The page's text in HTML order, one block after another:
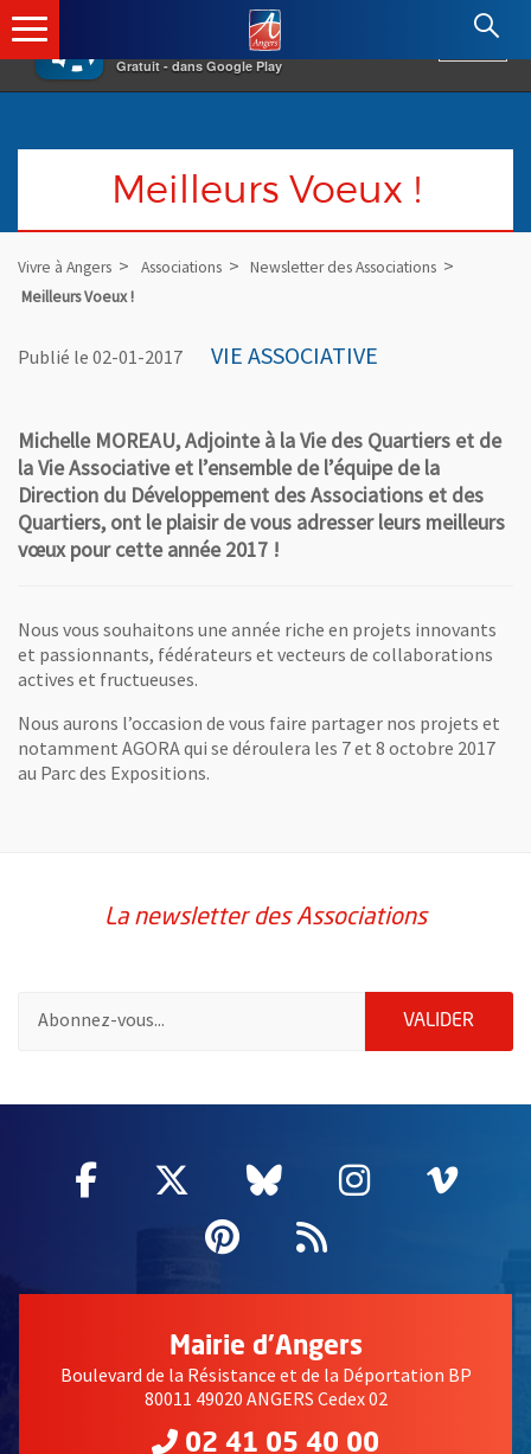
×
Gratuit - dans Google Play
Angers.fr : Retour à l'accueil
Meilleurs Voeux !
Vivre à Angers Associations
Newsletter des Associations
Meilleurs Voeux !
Publié le 02-01-2017 VIE ASSOCIATIVE
Michelle MOREAU, Adjointe à la Vie des Quartiers et de
la Vie Associative et l’ensemble de l’équipe de la
Direction du Développement des Associations et des
Quartiers, ont le plaisir de vous adresser leurs meilleurs
vœux pour cette année 2017 !
Nous vous souhaitons une année riche en projets innovants
et passionnants, fédérateurs et vecteurs de collaborations
actives et fructueuses.
Nous aurons l’occasion de vous faire partager nos projets et
notamment AGORA qui se déroulera les 7 et 8 octobre 2017
au Parc des Expositions.
La newsletter des Associations
VALIDER
Facebook
, Ouvre une nouvelle fenêtre
Twitter
, Ouvre une nouvelle
Bluesky
, Ouvre une
Instagram
, Ouvre
,
Pinterest
, Ouvre une
Flux RSS
Mairie d'Angers
Boulevard de la Résistance et de la Déportation BP
80011 49020 ANGERS Cedex 02
02 41 05 40 00